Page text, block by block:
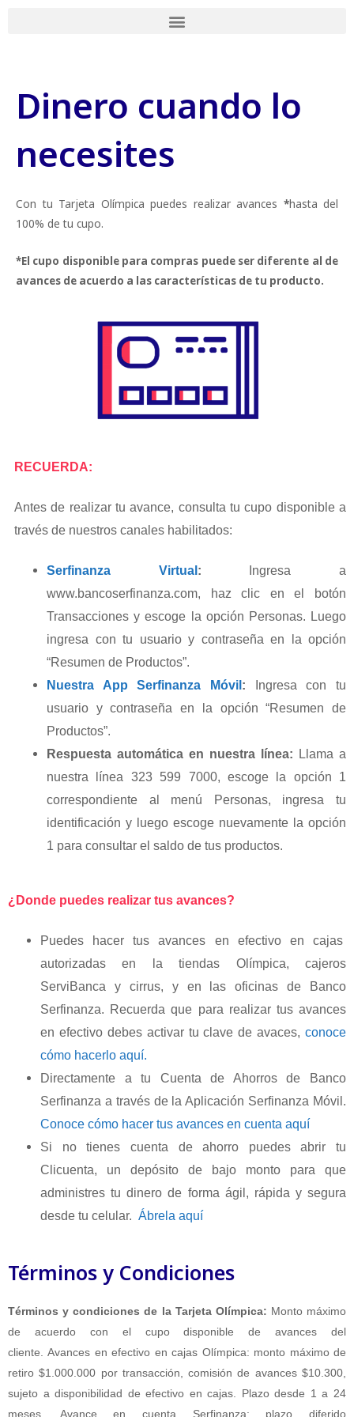
Dinero cuando lo
necesites
Con tu Tarjeta Olímpica puedes realizar avances *hasta del
100% de tu cupo.
*El cupo disponible para compras puede ser diferente al de
avances de acuerdo a las características de tu producto.
RECUERDA:
Antes de realizar tu avance, consulta tu cupo disponible a
través de nuestros canales habilitados:
Serfinanza Virtual :
Ingresa a
www.bancoserfinanza.com, haz clic en el botón
Transacciones y escoge la opción Personas. Luego
ingresa con tu usuario y contraseña en la opción
“Resumen de Productos”.
Nuestra App Serfinanza Móvil : Ingresa con tu
usuario y contraseña en la opción “Resumen de
Productos”.
Respuesta automática en nuestra línea: Llama a
nuestra línea 323 599 7000, escoge la opción 1
correspondiente al menú Personas, ingresa tu
identificación y luego escoge nuevamente la opción
1 para consultar el saldo de tus productos.
¿Donde puedes realizar tus avances?
Puedes hacer tus avances en efectivo en cajas
autorizadas en la tiendas Olímpica, cajeros
ServiBanca y cirrus, y en las oficinas de Banco
Serfinanza. Recuerda que para realizar tus avances
en efectivo debes activar tu clave de avaces, conoce
cómo hacerlo aquí.
Directamente a tu Cuenta de Ahorros de Banco
Serfinanza a través de la Aplicación Serfinanza Móvil.
Conoce cómo hacer tus avances en cuenta aquí
Si no tienes cuenta de ahorro puedes abrir tu
Clicuenta, un depósito de bajo monto para que
administres tu dinero de forma ágil, rápida y segura
desde tu celular. Ábrela aquí
Términos y Condiciones
Términos y condiciones de la Tarjeta Olímpica: Monto máximo
de acuerdo con el cupo disponible deavances del
cliente.Avances en efectivo en cajas Olímpica: monto máximo de
retiro $1.000.000 por transacción, comisión de avances$10.300,
sujeto a disponibilidad de efectivo en cajas. Plazo desde 1 a 24
meses. Avanceen cuenta Serfinanza: plazo diferido